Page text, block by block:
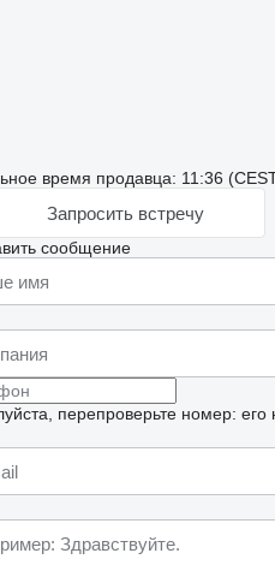
время продавца: 11:36
Запросить встречу
сообщение
перепроверьте номер: